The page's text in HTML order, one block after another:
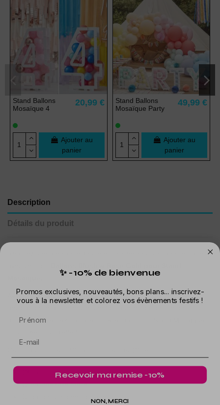
Stand Ballons
Mosaïque 4
20,99 €
Ajouter au
panier
Stand Ballons
Mosaïque Party
49,99 €
Ajouter au
panier
Description
Détails du produit
Avec ces nuances de roses clairs, foncés et métalliques, votre
disposés. N'hésitez pas à les insérer dans nos Stand Mosaïque
13 ballons rose clair
12 ballons rose foncé
✨ -10% de bienvenue
Promos exclusives, nouveautés, bons plans... inscrivez-
vous à la newsletter et colorez vos évènements festifs !
Recevoir ma remise -10%
NON, MERCI